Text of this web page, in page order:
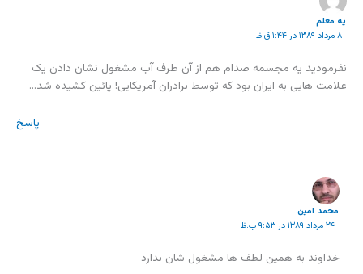
یه معلم
۸ مرداد ۱۳۸۹ در ۱:۴۴ ق.ظ
نفرمودید یه مجسمه صدام هم از آن طرف آب مشغول نشان دادن یک
علامت هایی به ایران بود که توسط برادران آمریکایی! پائین کشیده شد…
پاسخ
محمد امين
۲۴ مرداد ۱۳۸۹ در ۹:۵۳ ب.ظ
خداوند به همین لطف ها مشغول شان بدارد